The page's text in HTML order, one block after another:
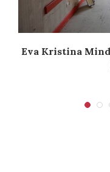
Eva Kristina